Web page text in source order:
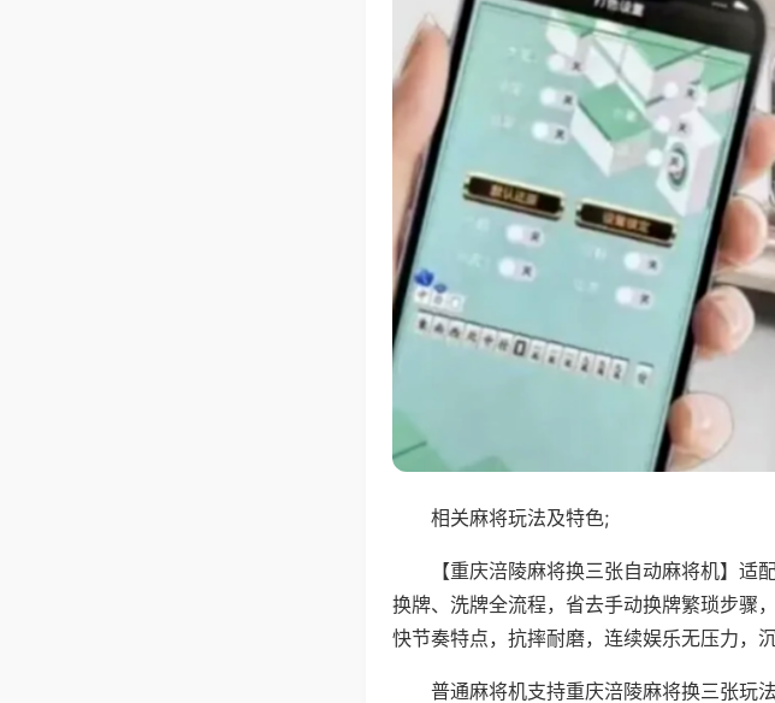
相关麻将玩法及特色;
【重庆涪陵麻将换三张自动麻将机】
换牌、洗牌全流程，省去手动换牌繁琐步骤
快节奏特点，抗摔耐磨，连续娱乐无压力，
普通麻将机支持重庆涪陵麻将换三张玩